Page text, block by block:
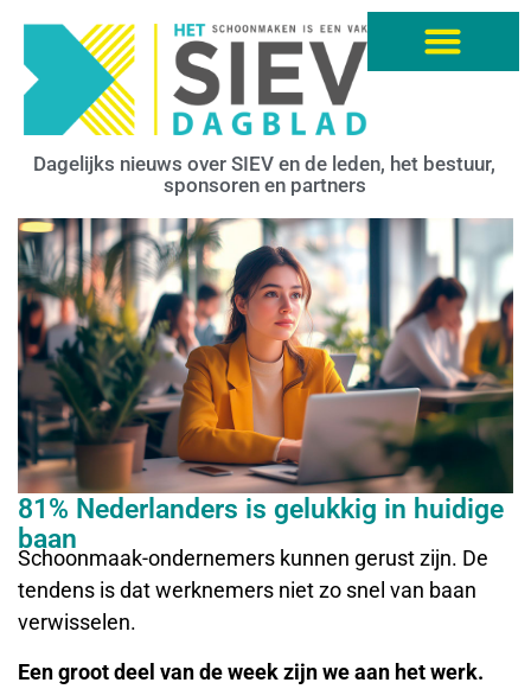
Dagelijks nieuws over SIEV en de leden, het bestuur,
sponsoren en partners
81% Nederlanders is gelukkig in huidige
baan
Schoonmaak-ondernemers kunnen gerust zijn. De
tendens is dat werknemers niet zo snel van baan
verwisselen.
Een groot deel van de week zijn we aan het werk.